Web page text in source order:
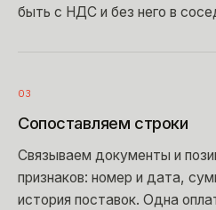
быть с НДС и без него в
03
Сопоставляем строки
Связываем документы и
признаков: номер и дата,
история поставок. Одна